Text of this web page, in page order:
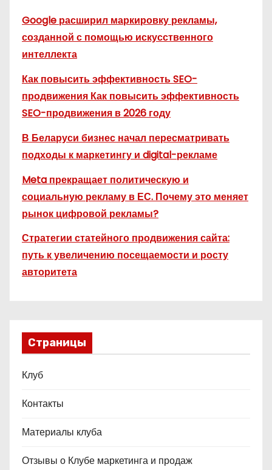
Google расширил маркировку рекламы,
созданной с помощью искусственного
интеллекта
Как повысить эффективность SEO-
продвижения Как повысить эффективность
SEO-продвижения в 2026 году
В Беларуси бизнес начал пересматривать
подходы к маркетингу и digital-рекламе
Meta прекращает политическую и
социальную рекламу в ЕС. Почему это меняет
рынок цифровой рекламы?
Стратегии статейного продвижения сайта:
путь к увеличению посещаемости и росту
авторитета
Страницы
Клуб
Контакты
Материалы клуба
Отзывы о Клубе маркетинга и продаж